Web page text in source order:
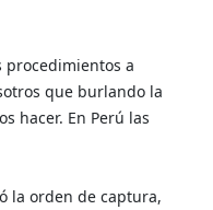
procedimientos a
que burlando la
hacer. En Perú las
la orden de captura,